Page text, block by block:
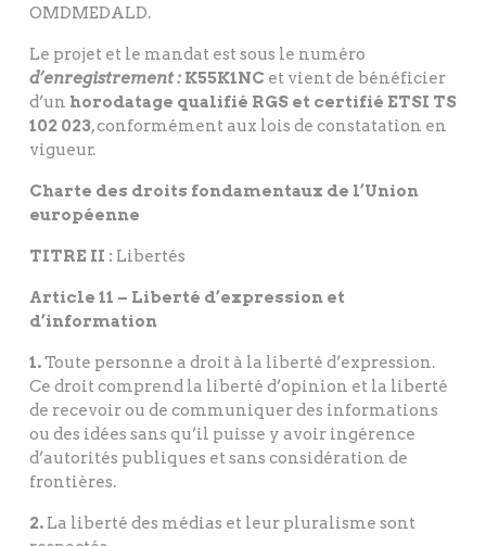
OMDMEDALD.
Le projet et le mandat est sous le numéro
d’enregistrement : K55K1NC et vient de bénéficier
d’un horodatage qualifié RGS et certifié ETSI TS
102 023, conformément aux lois de constatation en
vigueur.
Charte des droits fondamentaux de l’Union
européenne
TITRE II : Libertés
Article 11 – Liberté d’expression et
d’information
1.Toute personne a droit à la liberté d’expression.
Ce droit comprend la liberté d’opinion et la liberté
de recevoir ou de communiquer des informations
ou des idées sans qu’il puisse y avoir ingérence
d’autorités publiques et sans considération de
frontières.
2. La liberté des médias et leur pluralisme sont